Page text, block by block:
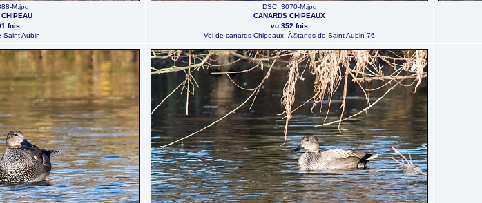
M.jpg
fois
Saint Aubin
DSC_3070-M.jpg
CANARDS CHIPEAUX
vu 352 fois
Vol de canards Chipeaux, Ã©tangs de Saint Aubin 76